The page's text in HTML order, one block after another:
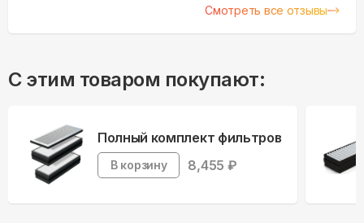
Смотреть все отзывы
С этим товаром покупают:
Полный комплект фильтров
В корзину 8,455 ₽